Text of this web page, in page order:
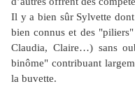
Il y a bien sûr Sylvette
bien connus et des
Claudia, Claire…) sans
binôme" contribuant
la buvette.